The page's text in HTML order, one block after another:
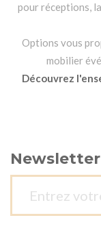
pour réceptions,
Options vous
mobilier
Découvrez
Newsletter